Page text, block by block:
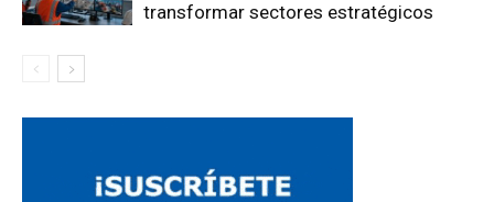
transformar sectores estratégicos